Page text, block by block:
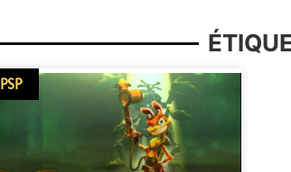
PSP